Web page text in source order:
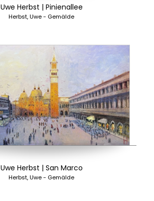
Uwe Herbst | Pinienallee
Herbst, Uwe - Gemälde
Uwe Herbst | San Marco
Herbst, Uwe - Gemälde